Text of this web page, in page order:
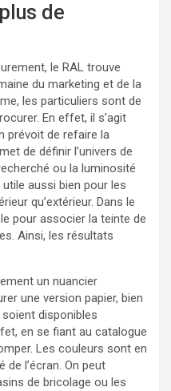
de
le RAL trouve
du marketing et de la
les particuliers sont de
En effet, il s’agit
prévoit de refaire la
de définir l’univers de
ou la luminosité
aussi bien pour les
qu’extérieur. Dans le
pour associer la teinte de
Ainsi, les résultats
un nuancier
une version papier, bien
disponibles
en se fiant au catalogue
Les couleurs sont en
l’écran. On peut
de bricolage ou les